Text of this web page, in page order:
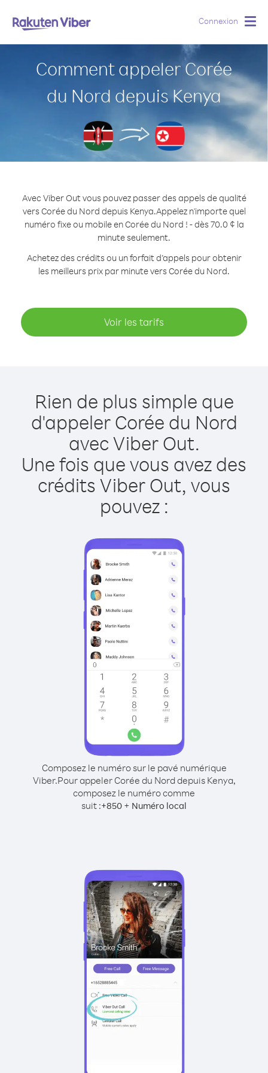
Connexion
Comment appeler Corée
du Nord depuis Kenya
Avec Viber Out vous pouvez passer des appels de qualité
vers Corée du Nord depuis Kenya.Appelez n'importe quel
numéro fixe ou mobile en Corée du Nord ! - dès 70.0 ¢ la
minute seulement.
Achetez des crédits ou un forfait d’appels pour obtenir
les meilleurs prix par minute vers Corée du Nord.
Voir les tarifs
Rien de plus simple que
d'appeler Corée du Nord
avec Viber Out.
Une fois que vous avez des
crédits Viber Out, vous
pouvez :
Composez le numéro sur le pavé numérique
Viber.Pour appeler Corée du Nord depuis Kenya,
composez le numéro comme
suit :+850 + Numéro local